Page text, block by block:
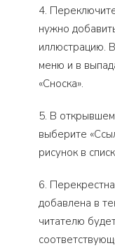
4.
нужно
иллюстрацию.
меню и в
«Сноска».
5. В
выберите
рисунок в
6.
добавлена в
читателю